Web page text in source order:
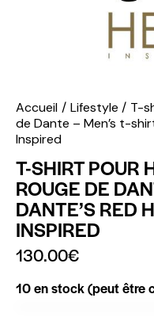
Accueil Lifestyle
T-
de Dante – Men’s t-
Inspired
T-SHIRT POUR
ROUGE DE
DANTE’S RED
INSPIRED
130.00€
10 en stock (peut être